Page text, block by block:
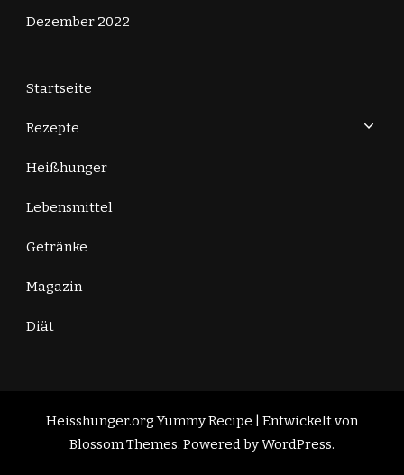
Dezember 2022
Startseite
Rezepte
Heißhunger
Lebensmittel
Getränke
Magazin
Diät
Heisshunger.orgYummy Recipe | Entwickelt von
Blossom Themes. Powered byWordPress.